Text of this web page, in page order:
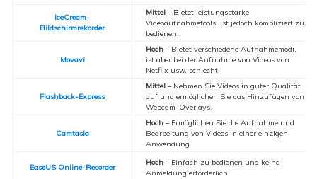
IceCream-
Bildschirmrekorder
Mittel– Bietet leistungsstarke
Videoaufnahmetools, ist jedoch kompliziert zu
bedienen.
Movavi
Hoch– Bietet verschiedene Aufnahmemodi,
ist aber bei der Aufnahme von Videos von
Netflix usw. schlecht.
Flashback-Express
Mittel– Nehmen Sie Videos in guter Qualität
auf und ermöglichen Sie das Hinzufügen von
Webcam-Overlays.
Camtasia
Hoch– Ermöglichen Sie die Aufnahme und
Bearbeitung von Videos in einer einzigen
Anwendung.
EaseUS Online-Recorder Hoch– Einfach zu bedienen und keine
Anmeldung erforderlich.